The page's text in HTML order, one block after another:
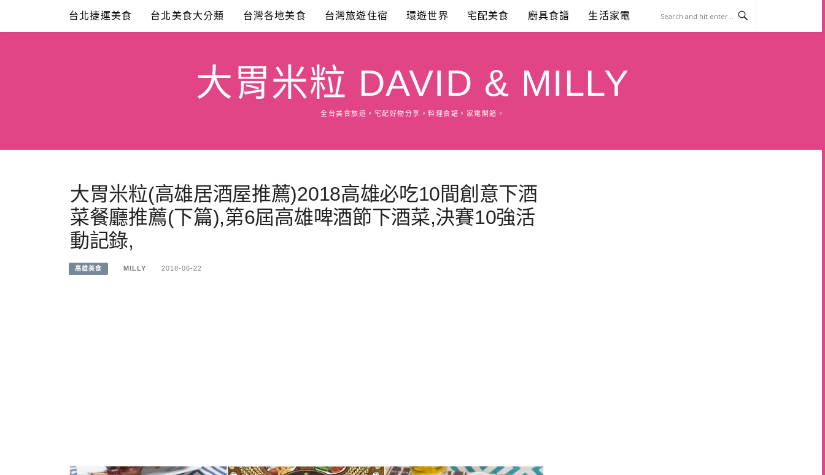
content
台北捷運美食 台北美食大分類 台灣各地美食 台灣旅遊住宿 環遊世界 宅配美食 廚具食譜 生活家電
大胃米粒 DAVID & MILLY
全台美食旅遊。宅配好物分享。料理食譜。家電開箱。
大胃米粒(高雄居酒屋推薦)2018高雄必吃10間創意下酒
菜餐廳推薦(下篇),第6屆高雄啤酒節下酒菜,決賽10強活
動記錄,
高雄美食 MILLY 2018-06-22